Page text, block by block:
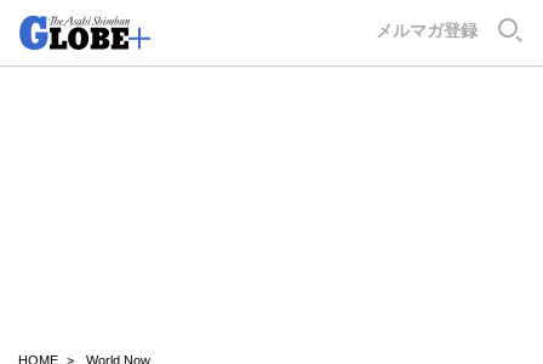
メルマガ登録
HOME World Now